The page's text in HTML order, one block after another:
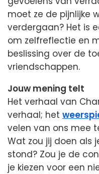
moet ze de pijnlijke
verdergaan? Het is
om zelfreflectie en
beslissing over de
vriendschappen.
Jouw mening telt
Het verhaal van
verhaal; het
velen van ons mee
Wat zou jij doen als
stond? Zou je de
je kiezen voor een